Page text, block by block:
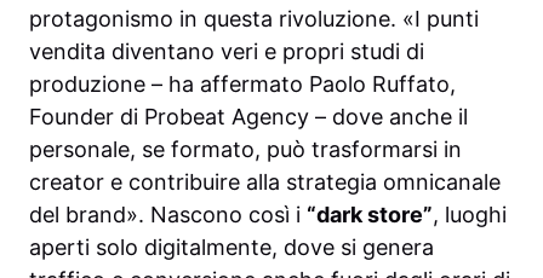
protagonismo in questa rivoluzione. «I punti
vendita diventano veri e propri studi di
produzione – ha affermato Paolo Ruffato,
Founder di Probeat Agency – dove anche il
personale, se formato, può trasformarsi in
creator e contribuire alla strategia omnicanale
del brand». Nascono così i “dark store”, luoghi
aperti solo digitalmente, dove si genera